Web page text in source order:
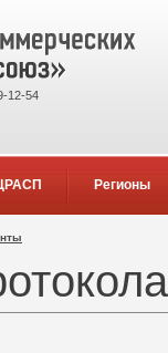
12-54
Регионы